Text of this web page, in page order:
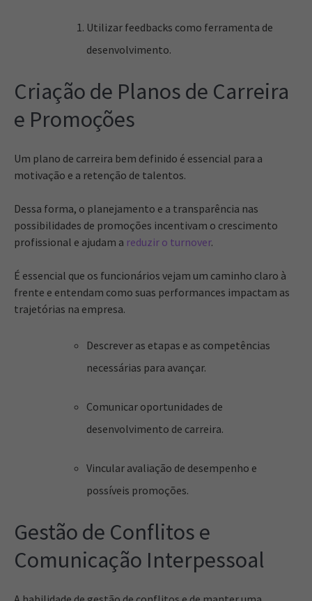
Utilizar feedbacks como ferramenta de
desenvolvimento.
Criação de Planos de Carreira
e Promoções
Um plano de carreira bem definido é essencial para a
motivação e a retenção de talentos.
Dessa forma, o planejamento e a transparência nas
possibilidades de promoções incentivam o crescimento
profissional e ajudam a reduzir o turnover.
É essencial que os funcionários vejam um caminho claro à
frente e entendam como suas performances impactam as
trajetórias na empresa.
Descrever as etapas e as competências
necessárias para avançar.
Comunicar oportunidades de
desenvolvimento de carreira.
Vincular avaliação de desempenho e
possíveis promoções.
Gestão de Conflitos e
Comunicação Interpessoal